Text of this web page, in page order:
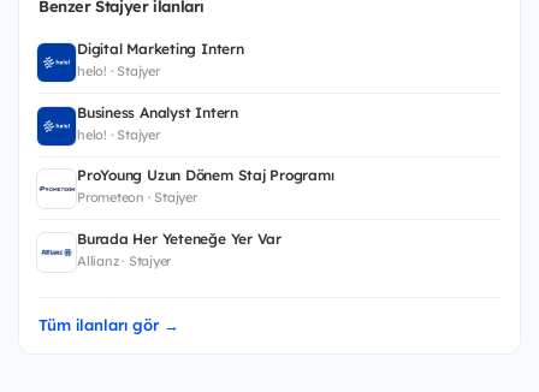
Benzer Stajyer ilanları
Digital Marketing Intern
helo! · Stajyer
Business Analyst Intern
helo! · Stajyer
ProYoung Uzun Dönem Staj Programı
Prometeon · Stajyer
Burada Her Yeteneğe Yer Var
Allianz · Stajyer
Tüm ilanları gör →